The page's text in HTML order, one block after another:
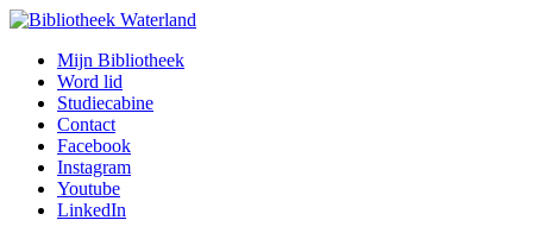
Mijn Bibliotheek
Word lid
Studiecabine
Contact
Facebook
Instagram
Youtube
LinkedIn